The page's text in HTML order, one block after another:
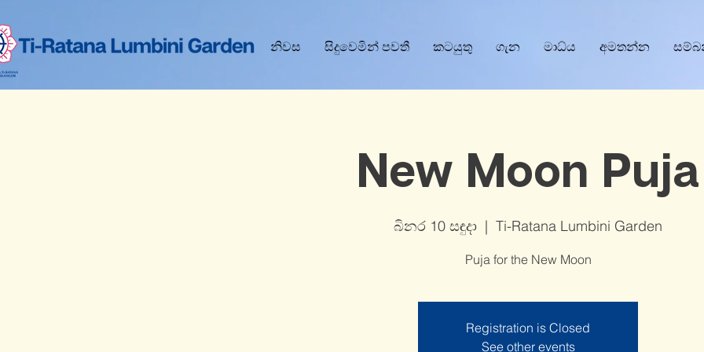
නිවස සිදුවෙමින් පවතී කටයුතු ගැන මාධ්ය අමතන්න
New Moon Puja
බිනර 10 සඳුදා
  |
Ti-Ratana Lumbini Garden
Puja for the New Moon
Registration is Closed
See other events